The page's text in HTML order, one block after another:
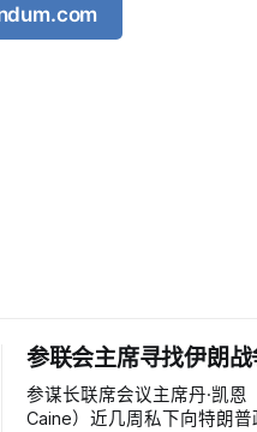
参联会主席寻找伊朗
参谋长联席会议主席丹·凯恩
Caine）近几周私下向特朗